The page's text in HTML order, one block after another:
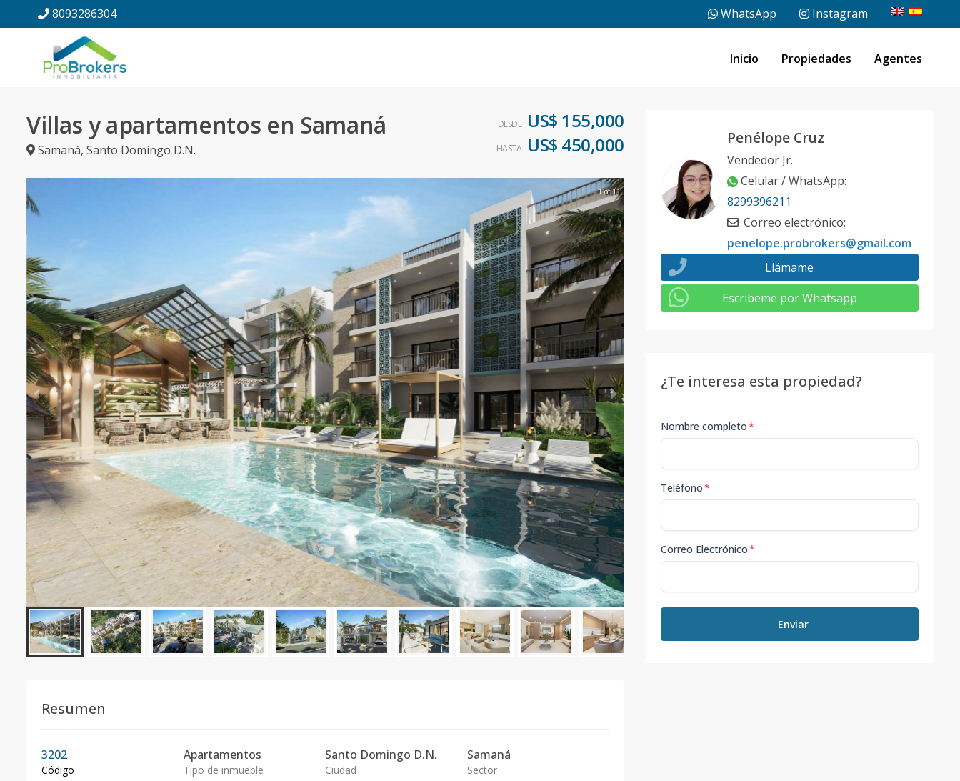
8093286304 WhatsApp Instagram
Inicio Propiedades Agentes
Villas y apartamentos en Samaná
Samaná, Santo Domingo D.N.
DESDE US$ 155,000
HASTA US$ 450,000
1 of 11
Resumen
3202
Código
Apartamentos
Tipo de inmueble
Santo Domingo D.N.
Ciudad
Samaná
Sector
Penélope Cruz
Vendedor Jr.
Celular / WhatsApp:
8299396211
Correo electrónico:
penelope.probrokers@gmail.com
Llámame
Escribeme por Whatsapp
¿Te interesa esta propiedad?
Nombre completo*
Teléfono*
Correo Electrónico*
Enviar